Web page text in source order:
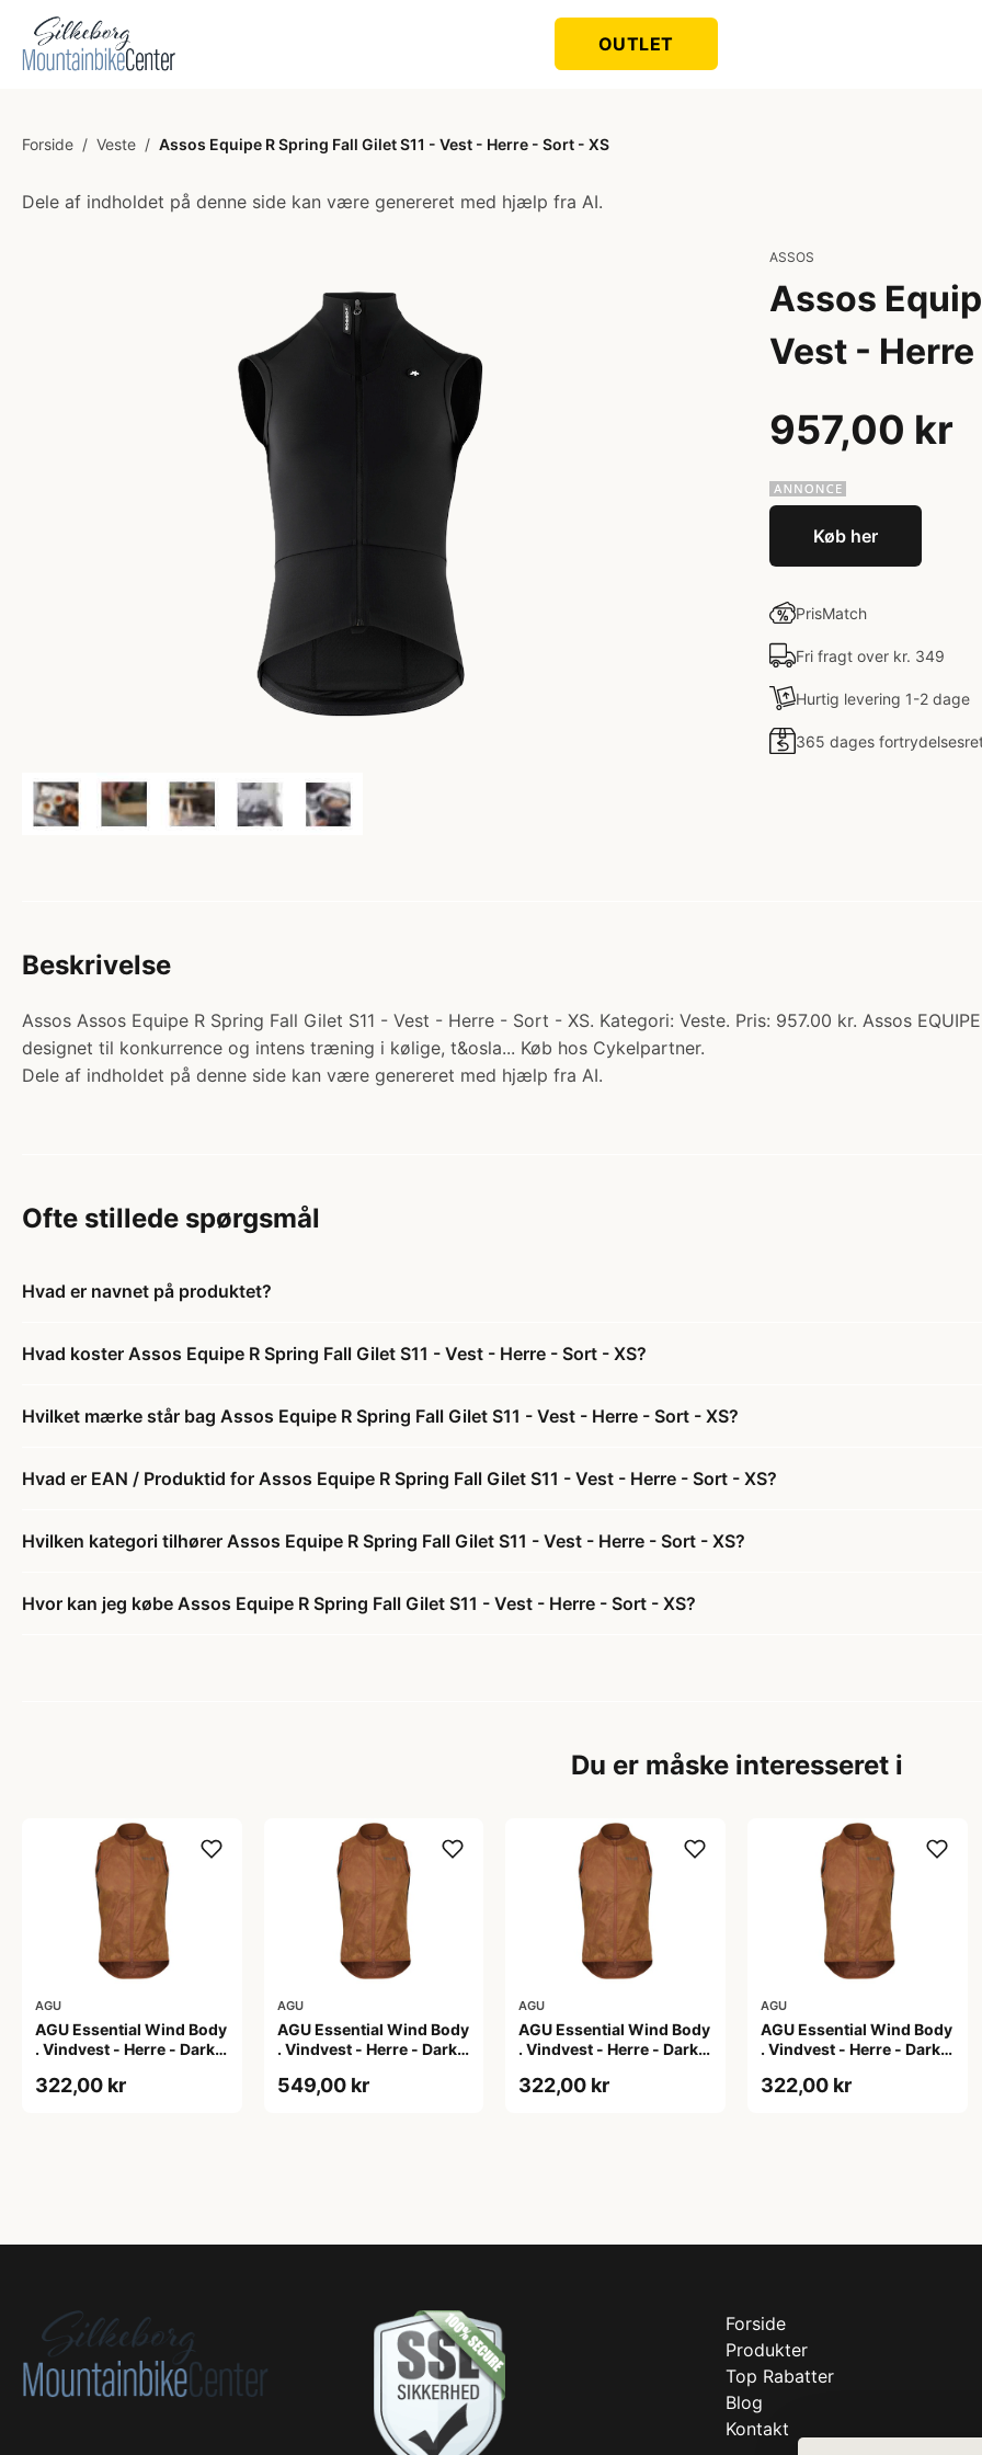
OUTLET
Forside / Veste / Assos Equipe R Spring Fall Gilet S11 - Vest - Herre - Sort - XS
Dele af indholdet på denne side kan være genereret med hjælp fra AI.
ASSOS
Assos
Vest -
957,00 kr
Køb her
PrisMatch
Fri fragt over kr. 349
Hurtig levering 1-2 dage
365 dages
Beskrivelse
Assos Assos Equipe R Spring Fall Gilet S11 - Vest - Herre - Sort - XS. Kategori: Veste. Pris: 957.00 kr. Assos
designet til konkurrence og intens træning i kølige, t&osla... Køb hos Cykelpartner.
Dele af indholdet på denne side kan være genereret med hjælp fra AI.
Ofte stillede spørgsmål
Hvad er navnet på produktet?
Hvad koster Assos Equipe R Spring Fall Gilet S11 - Vest - Herre - Sort - XS?
Hvilket mærke står bag Assos Equipe R Spring Fall Gilet S11 - Vest - Herre - Sort - XS?
Hvad er EAN / Produktid for Assos Equipe R Spring Fall Gilet S11 - Vest - Herre - Sort - XS?
Hvilken kategori tilhører Assos Equipe R Spring Fall Gilet S11 - Vest - Herre - Sort - XS?
Hvor kan jeg købe Assos Equipe R Spring Fall Gilet S11 - Vest - Herre - Sort - XS?
Du er måske interesseret i
AGU
AGU Essential Wind Body
. Vindvest - Herre - Dark
322,00 kr
AGU
AGU Essential Wind Body
. Vindvest - Herre - Dark
549,00 kr
AGU
AGU Essential Wind Body
. Vindvest - Herre - Dark
322,00 kr
AGU
AGU Essential Wind Body
. Vindvest - Herre - Dark
322,00 kr
Forside
Produkter
Top Rabatter
Blog
Kontakt